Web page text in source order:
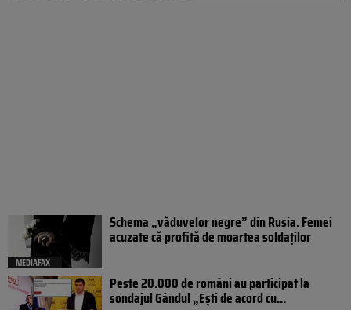
MEDIAFAX
Schema „văduvelor negre” din Rusia. Femei
acuzate că profită de moartea soldaților
Peste 20.000 de români au participat la
sondajul Gândul „Ești de acord cu...